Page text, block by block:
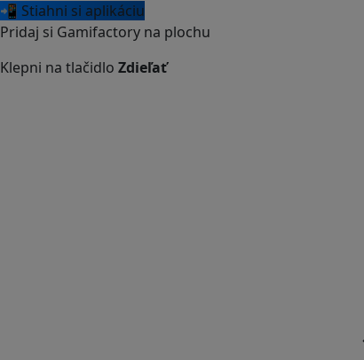
📲 Stiahni si aplikáciu
Pridaj si Gamifactory na plochu
Klepni na tlačidlo Zdieľať